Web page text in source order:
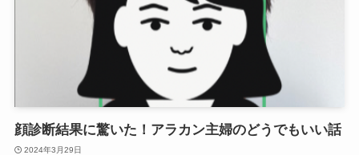
顔診断結果に驚いた！アラカン主婦のどうでもいい話
2024年3月29日